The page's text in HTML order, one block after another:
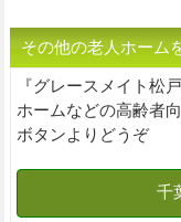
その他の老人ホーム
『グレースメイト松
ホームなどの高齢者
ボタンよりどうぞ